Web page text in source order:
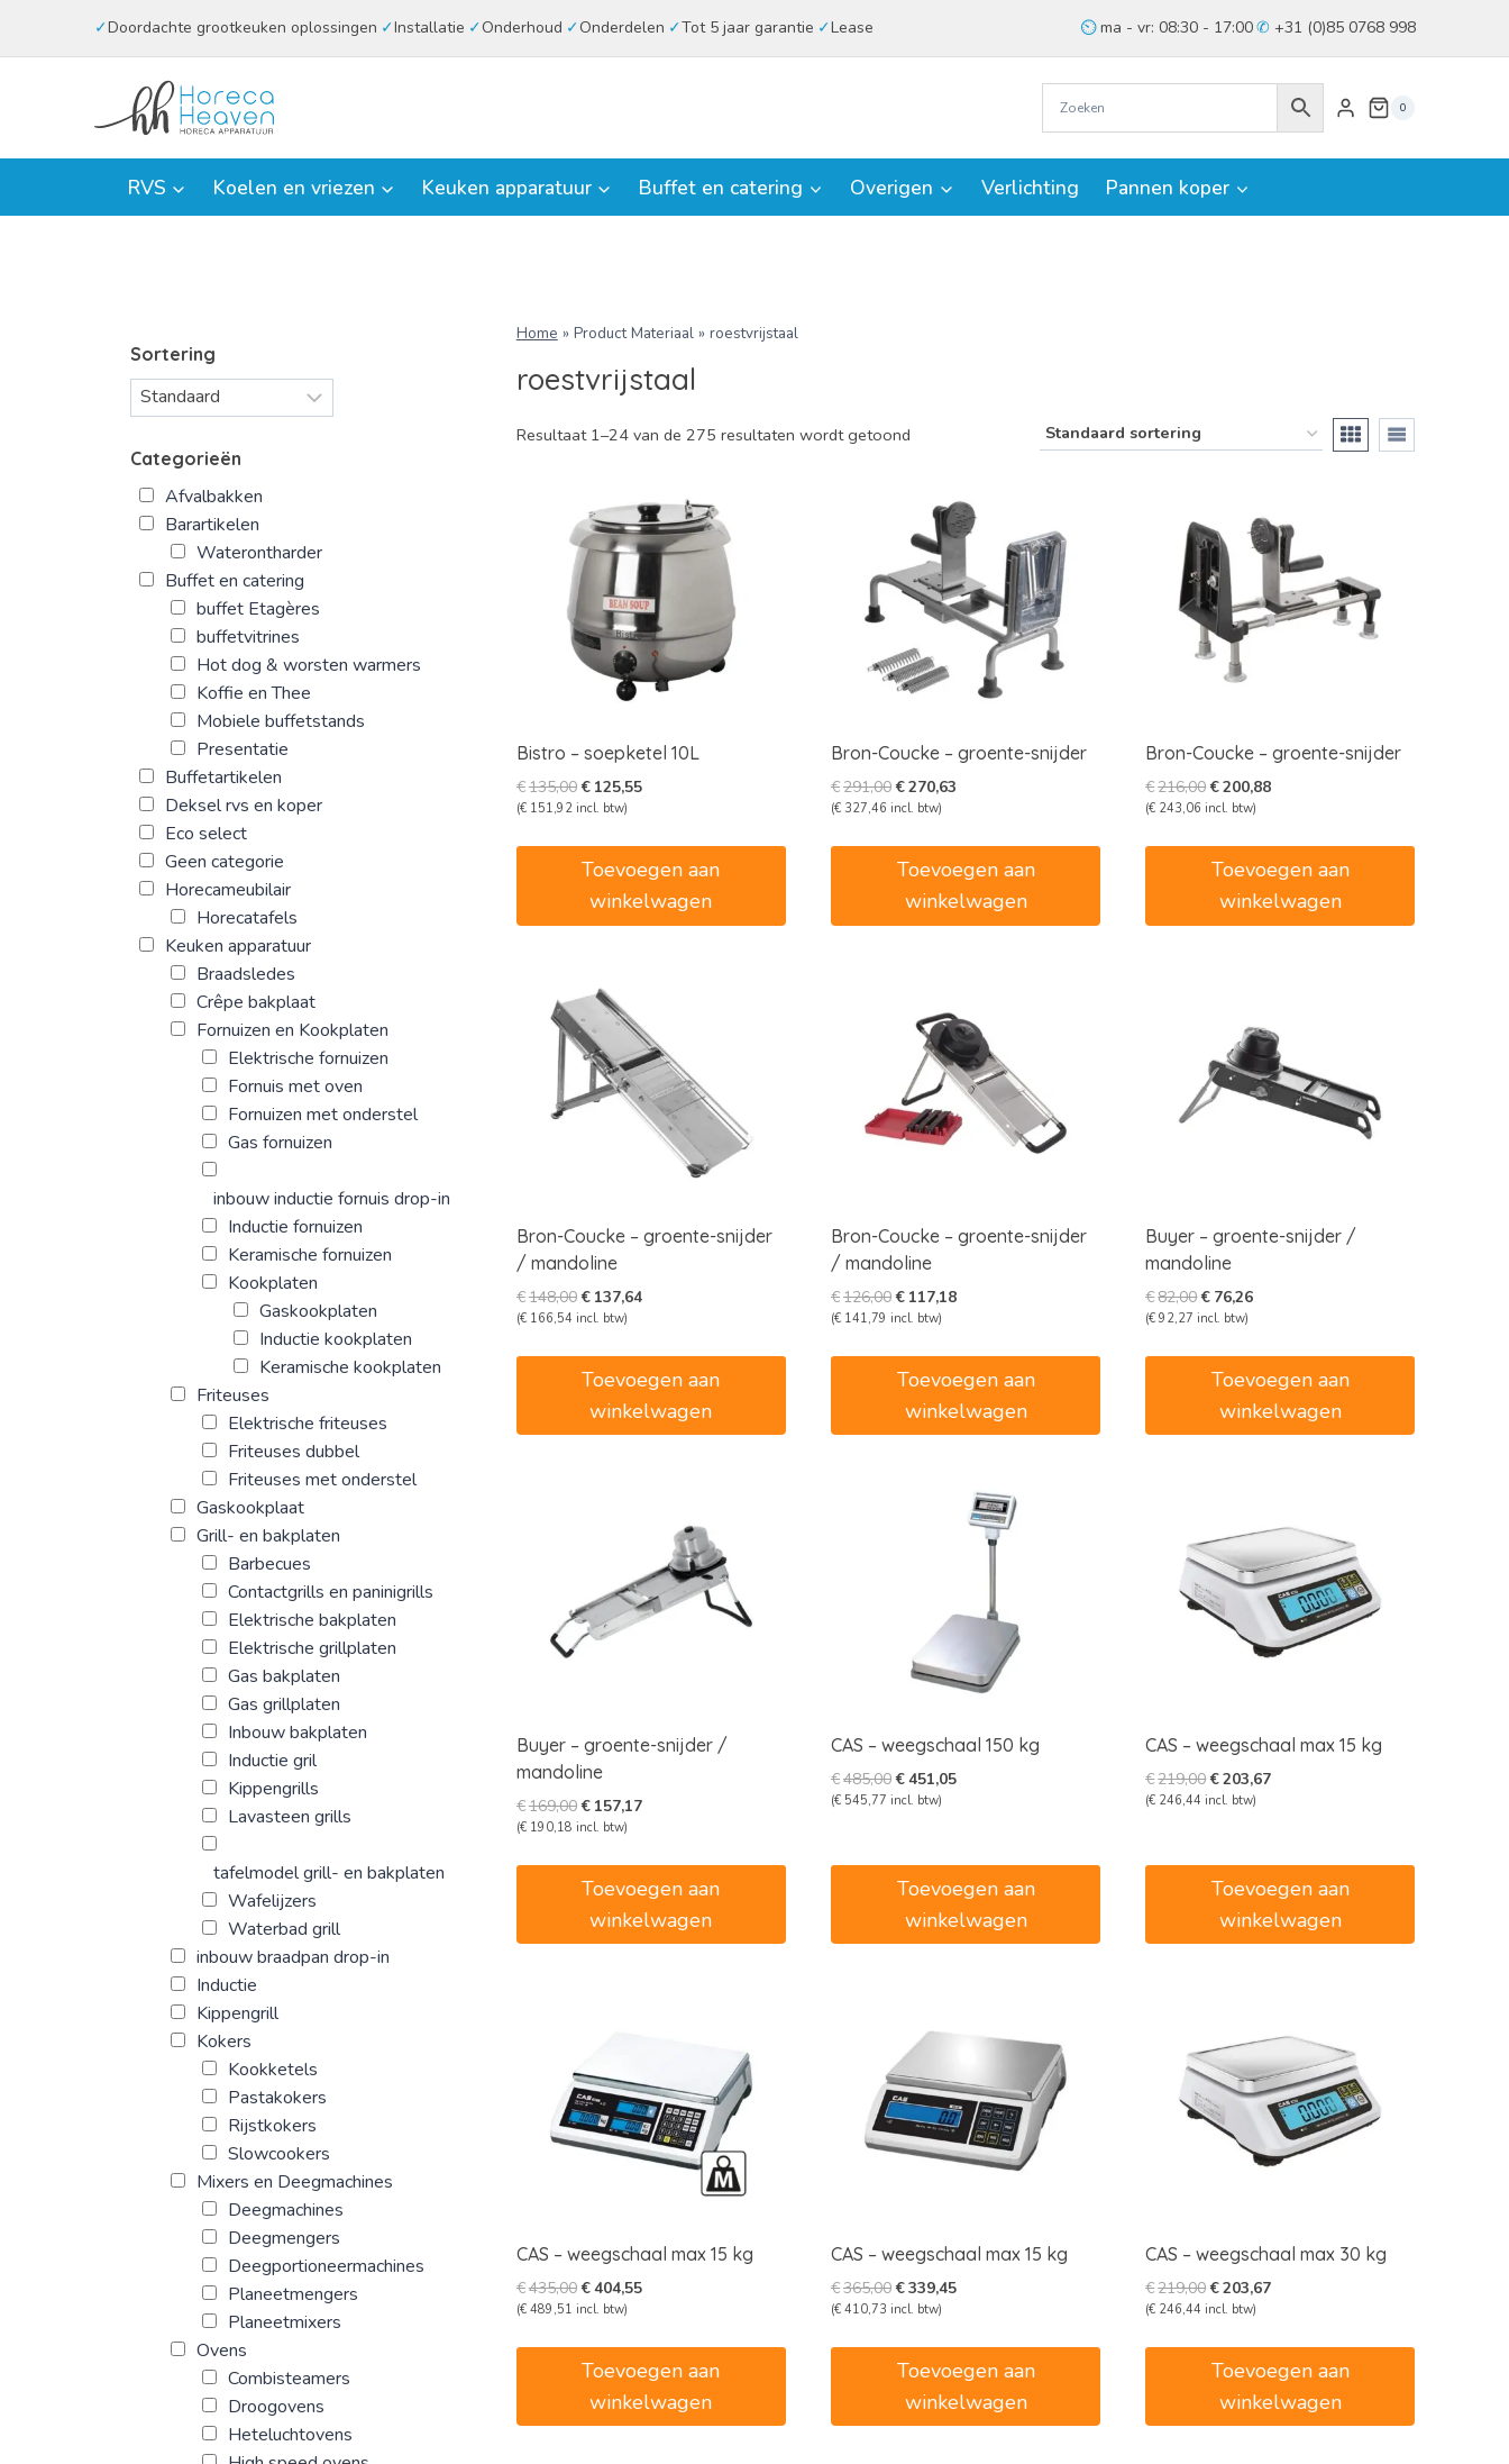
Doordachte grootkeuken oplossingen Installatie Onderhoud Onderdelen Tot 5 jaar garantie Lease ma - vr: 08:30 - 17:00 +31 (0)85 0768 998
0
RVS Koelen en vriezen Keuken apparatuur Buffet en catering Overigen Verlichting Pannen koper
Home » Product Materiaal» roestvrijstaal
roestvrijstaal
Resultaat 1–24 van de 275 resultaten wordt getoond
Bistro – soepketel 10L
€135,00Oorspronkelijke
prijs
€135,00.
€ 125,55Huidige
(€ 151,92incl. btw)
Toevoegen aan
winkelwagen
Bron-Coucke – groente-snijder
€291,00Oorspronkelijke
prijs
€291,00.
€270,63
(€ 327,46 incl. btw)
Toevoegen aan
winkelwagen
Bron-Coucke – groente-snijder
€216,00Oorspronkelijke
prijs
€216,00.
€200,88Huidige
(€ 243,06 incl. btw)
Toevoegen aan
winkelwagen
Bron-Coucke – groente-snijder
/ mandoline
€148,00Oorspronkelijke
prijs
€ 137,64Huidige
(€ 166,54 incl. btw)
Toevoegen aan
winkelwagen
Bron-Coucke – groente-snijder
/ mandoline
€126,00Oorspronkelijke
prijs
€ 117,18Huidige
(€ 141,79 incl. btw)
Toevoegen aan
winkelwagen
Buyer – groente-snijder /
mandoline
€82,00Oorspronkelijke
prijs
€ 76,26Huidige
(€ 92,27 incl. btw)
Toevoegen aan
winkelwagen
Buyer – groente-snijder /
mandoline
€169,00Oorspronkelijke
prijs
€169,00.
€ 157,17Huidige
(€ 190,18 incl. btw)
Toevoegen aan
winkelwagen
CAS – weegschaal 150 kg
€485,00Oorspronkelijke
prijs
€451,05Huidige
(€ 545,77 incl. btw)
Toevoegen aan
winkelwagen
CAS – weegschaal max 15 kg
€219,00Oorspronkelijke
prijs
€203,67Huidige
(€ 246,44 incl. btw)
Toevoegen aan
winkelwagen
CAS – weegschaal max 15 kg
€435,00Oorspronkelijke
prijs
€435,00.
€404,55Huidige
(€ 489,51 incl. btw)
Toevoegen aan
winkelwagen
CAS – weegschaal max 15 kg
€365,00Oorspronkelijke
prijs
€365,00.
€339,45Huidige
(€ 410,73 incl. btw)
Toevoegen aan
winkelwagen
CAS – weegschaal max 30 kg
€219,00Oorspronkelijke
prijs
€219,00.
€203,67Huidige
(€ 246,44 incl. btw)
Toevoegen aan
winkelwagen
Sortering
Categorieën
Afvalbakken
Barartikelen
Waterontharder
Buffet en catering
buffet Etagères
buffetvitrines
Hot dog & worsten warmers
Koffie en Thee
Mobiele buffetstands
Presentatie
Buffetartikelen
Deksel rvs en koper
Eco select
Geen categorie
Horecameubilair
Horecatafels
Keuken apparatuur
Braadsledes
Crêpe bakplaat
Fornuizen en Kookplaten
Elektrische fornuizen
Fornuis met oven
Fornuizen met onderstel
Gas fornuizen
inbouw inductie fornuis drop-in
Inductie fornuizen
Keramische fornuizen
Kookplaten
Gaskookplaten
Inductie kookplaten
Keramische kookplaten
Friteuses
Elektrische friteuses
Friteuses dubbel
Friteuses met onderstel
Gaskookplaat
Grill- en bakplaten
Barbecues
Contactgrills en paninigrills
Elektrische bakplaten
Elektrische grillplaten
Gas bakplaten
Gas grillplaten
Inbouw bakplaten
Inductie gril
Kippengrills
Lavasteen grills
tafelmodel grill- en bakplaten
Wafelijzers
Waterbad grill
inbouw braadpan drop-in
Inductie
Kippengrill
Kokers
Kookketels
Pastakokers
Rijstkokers
Slowcookers
Mixers en Deegmachines
Deegmachines
Deegmengers
Deegportioneermachines
Planeetmengers
Planeetmixers
Ovens
Combisteamers
Droogovens
Heteluchtovens